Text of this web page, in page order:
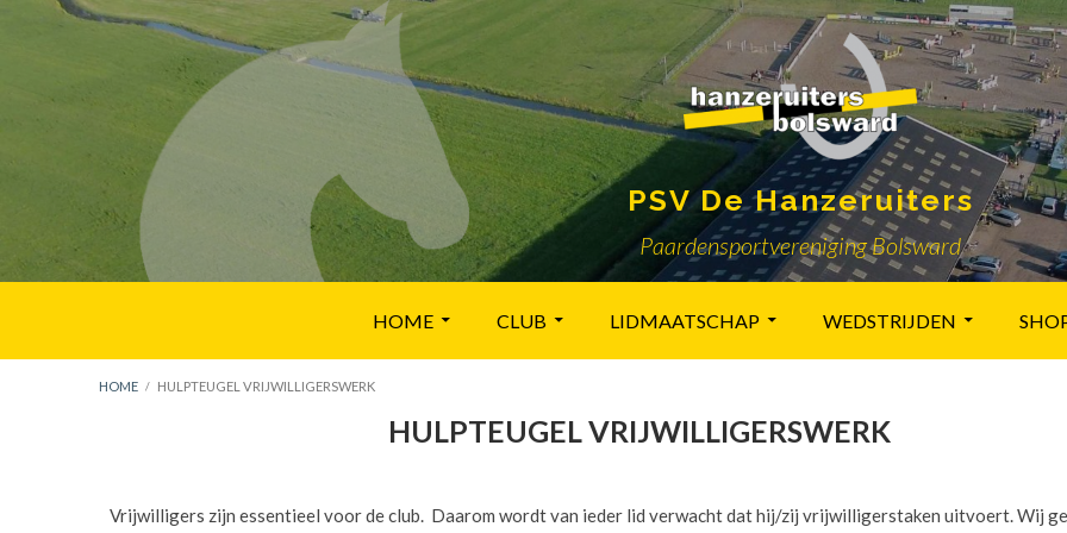
PSV De Hanzeruiters
Paardensportvereniging Bolsward
Menu
HOME CLUB LIDMAATSCHAP WEDSTRIJDEN
BREADCRUMBS
HOME HULPTEUGEL VRIJWILLIGERSWERK
HULPTEUGEL VRIJWILLIGERSWERK
Vrijwilligers zijn essentieel voor de club. Daarom wordt van ieder lid verwacht dat hij/zij vrijwilligerstaken uitvoert. Wij